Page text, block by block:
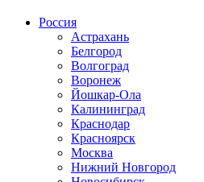
Россия
Астрахань
Белгород
Волгоград
Воронеж
Йошкар-Ола
Калининград
Краснодар
Красноярск
Москва
Нижний Новгород